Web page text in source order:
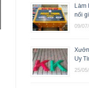
Làm
nổi
09/
Uy
25/